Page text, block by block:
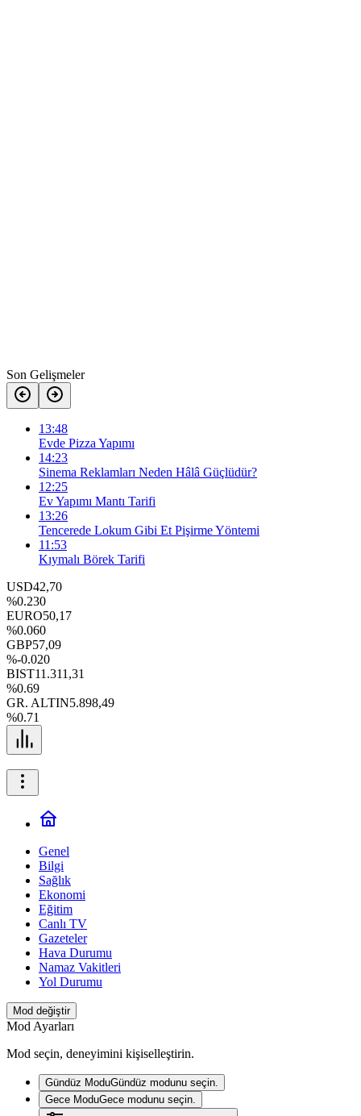
Son Gelişmeler
13:48
Evde Pizza Yapımı
14:23
Sinema Reklamları Neden Hâlâ Güçlüdür?
12:25
Ev Yapımı Mantı Tarifi
13:26
Tencerede Lokum Gibi Et Pişirme Yöntemi
11:53
Kıymalı Börek Tarifi
USD42,70
%0.230
EURO50,17
%0.060
GBP57,09
%-0.020
BIST11.311,31
%0.69
GR. ALTIN5.898,49
%0.71
Genel
Bilgi
Sağlık
Ekonomi
Eğitim
Canlı TV
Gazeteler
Hava Durumu
Namaz Vakitleri
Yol Durumu
Mod değiştir
Mod Ayarları
Mod seçin, deneyimini kişiselleştirin.
Gündüz ModuGündüz modunu seçin.
Gece ModuGece modunu seçin.